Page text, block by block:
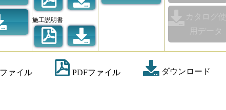
施工説明書
カタログ使
用データ
ァイル PDFファイル ダウンロード